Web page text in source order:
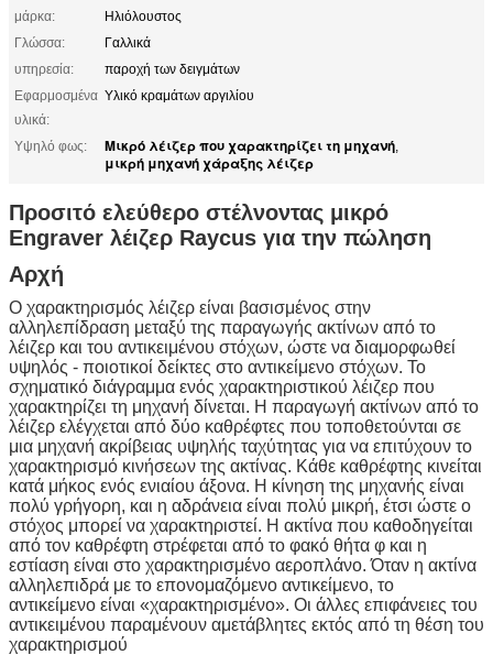
μάρκα:
Ηλιόλουστος
Γλώσσα:
Γαλλικά
υπηρεσία:
παροχή των δειγμάτων
Εφαρμοσμένα
υλικά:
Υλικό κραμάτων αργιλίου
Υψηλό φως: Μικρό λέιζερ που χαρακτηρίζει τη μηχανή,
μικρή μηχανή χάραξης λέιζερ
Προσιτό ελεύθερο στέλνοντας μικρό
Engraver λέιζερ Raycus για την πώληση
Αρχή
Ο χαρακτηρισμός λέιζερ είναι βασισμένος στην
αλληλεπίδραση μεταξύ της παραγωγής ακτίνων από το
λέιζερ και του αντικειμένου στόχων, ώστε να διαμορφωθεί
υψηλός - ποιοτικοί δείκτες στο αντικείμενο στόχων. Το
σχηματικό διάγραμμα ενός χαρακτηριστικού λέιζερ που
χαρακτηρίζει τη μηχανή δίνεται. Η παραγωγή ακτίνων από το
λέιζερ ελέγχεται από δύο καθρέφτες που τοποθετούνται σε
μια μηχανή ακρίβειας υψηλής ταχύτητας για να επιτύχουν το
χαρακτηρισμό κινήσεων της ακτίνας. Κάθε καθρέφτης κινείται
κατά μήκος ενός ενιαίου άξονα. Η κίνηση της μηχανής είναι
πολύ γρήγορη, και η αδράνεια είναι πολύ μικρή, έτσι ώστε ο
στόχος μπορεί να χαρακτηριστεί. Η ακτίνα που καθοδηγείται
από τον καθρέφτη στρέφεται από το φακό θήτα φ και η
εστίαση είναι στο χαρακτηρισμένο αεροπλάνο. Όταν η ακτίνα
αλληλεπιδρά με το επονομαζόμενο αντικείμενο, το
αντικείμενο είναι «χαρακτηρισμένο». Οι άλλες επιφάνειες του
αντικειμένου παραμένουν αμετάβλητες εκτός από τη θέση του
χαρακτηρισμού